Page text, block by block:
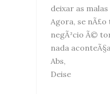
deixar as
Agora, se
negÃ³cio Ã©
nada
Abs,
Deise